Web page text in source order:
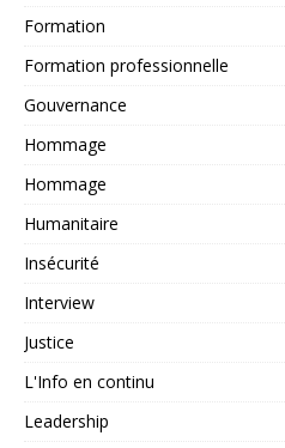
Formation
Formation professionnelle
Gouvernance
Hommage
Hommage
Humanitaire
Insécurité
Interview
Justice
L'Info en continu
Leadership